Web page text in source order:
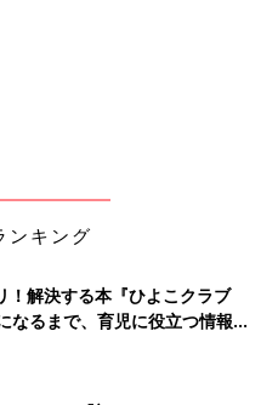
ンキング
！解決する本『ひよこクラブ
るまで、育児に役立つ情報が